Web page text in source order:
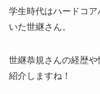
学生時代はハードコ
いた世継さん。
世継恭規さんの経歴
紹介しますね！